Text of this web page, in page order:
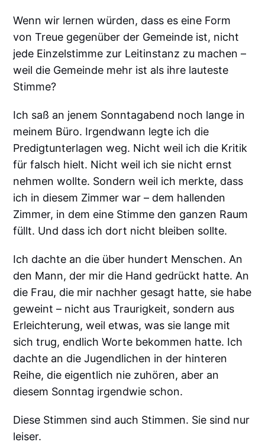
Wenn wir lernen würden, dass es eine Form
von Treue gegenüber der Gemeinde ist, nicht
jede Einzelstimme zur Leitinstanz zu machen –
weil die Gemeinde mehr ist als ihre lauteste
Stimme?
Ich saß an jenem Sonntagabend noch lange in
meinem Büro. Irgendwann legte ich die
Predigtunterlagen weg. Nicht weil ich die Kritik
für falsch hielt. Nicht weil ich sie nicht ernst
nehmen wollte. Sondern weil ich merkte, dass
ich in diesem Zimmer war – dem hallenden
Zimmer, in dem eine Stimme den ganzen Raum
füllt. Und dass ich dort nicht bleiben sollte.
Ich dachte an die über hundert Menschen. An
den Mann, der mir die Hand gedrückt hatte. An
die Frau, die mir nachher gesagt hatte, sie habe
geweint – nicht aus Traurigkeit, sondern aus
Erleichterung, weil etwas, was sie lange mit
sich trug, endlich Worte bekommen hatte. Ich
dachte an die Jugendlichen in der hinteren
Reihe, die eigentlich nie zuhören, aber an
diesem Sonntag irgendwie schon.
Diese Stimmen sind auch Stimmen. Sie sind nur
leiser.